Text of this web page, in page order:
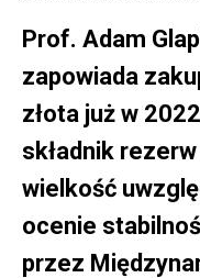
Prof. Adam
zapowiada
złota już w
składnik
wielkość
ocenie
przez